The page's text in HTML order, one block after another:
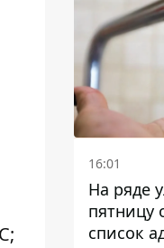
16:01
На ряде
пятницу
список